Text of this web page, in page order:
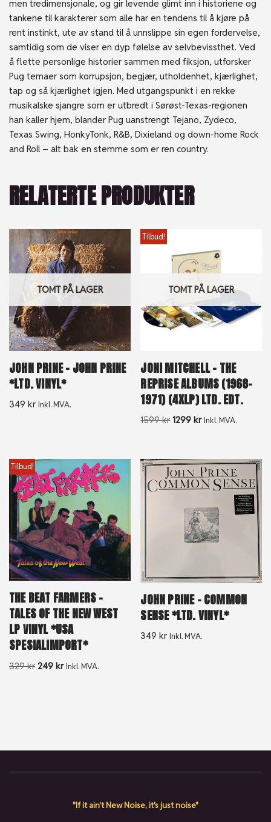
men tredimensjonale, og gir levende glimt inn i historiene og
tankene til karakterer som alle har en tendens til å kjøre på
rent instinkt, ute av stand til å unnslippe sin egen fordervelse,
samtidig som de viser en dyp følelse av selvbevissthet. Ved
å flette personlige historier sammen med fiksjon, utforsker
Pug temaer som korrupsjon, begjær, utholdenhet, kjærlighet,
tap og så kjærlighet igjen. Med utgangspunkt i en rekke
musikalske sjangre som er utbredt i Sørøst-Texas-regionen
han kaller hjem, blander Pug uanstrengt Tejano, Zydeco,
Texas Swing, HonkyTonk, R&B, Dixieland og down-home Rock
and Roll – alt bak en stemme som er ren country.
RELATERTE PRODUKTER
TOMT PÅ LAGER
JOHN PRINE – JOHN PRINE
*LTD. VINYL*
349 kr Inkl. MVA.
TOMT PÅ LAGER
Tilbud!
JONI MITCHELL – THE
REPRISE ALBUMS (1968-
1971) (4XLP) LTD. EDT.
1599kr 1299kr Inkl. MVA.
Tilbud!
THE BEAT FARMERS –
TALES OF THE NEW WEST
LP VINYL *USA
SPESIALIMPORT*
329kr 249 kr Inkl. MVA.
JOHN PRINE – COMMON
SENSE *LTD. VINYL*
349kr Inkl. MVA.
"If it ain't New Noise, it's just noise"